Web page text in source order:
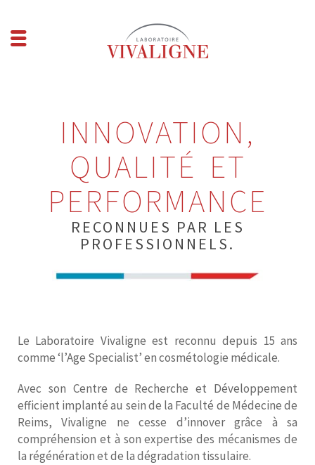
INNOVATION,
QUALITÉ ET
PERFORMANCE
RECONNUES PAR LES
PROFESSIONNELS.
Le Laboratoire Vivaligne est reconnu depuis 15 ans
comme ‘l’Age Specialist’ en cosmétologie médicale.
Avec son Centre de Recherche et Développement
efficient implanté au sein de la Faculté de Médecine de
Reims, Vivaligne ne cesse d’innover grâce à sa
compréhension et à son expertise des mécanismes de
la régénération et de la dégradation tissulaire.